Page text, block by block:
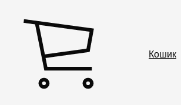
Кошик